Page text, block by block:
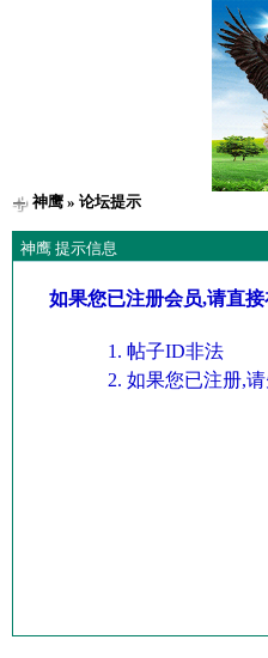
神鹰» 论坛提示
神鹰 提示信息
如果您已注册会员,请直
帖子ID非法
如果您已注册,